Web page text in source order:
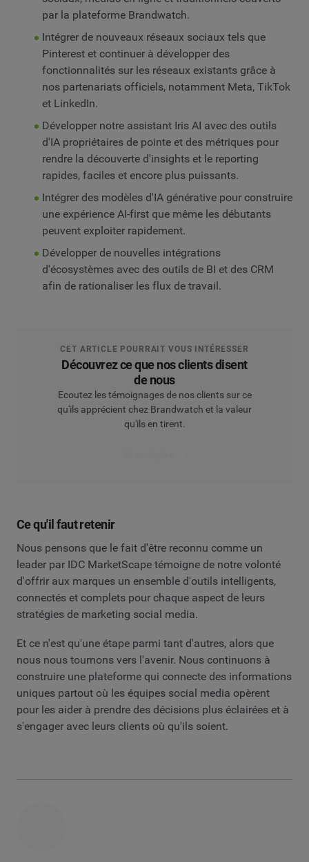
par la plateforme Brandwatch.
Intégrer de nouveaux réseaux sociaux tels que
Pinterest et continuer à développer des
fonctionnalités sur les réseaux existants grâce à
nos partenariats officiels, notamment Meta, TikTok
et LinkedIn.
Développer notre assistant Iris AI avec des outils
d'IA propriétaires de pointe et des métriques pour
rendre la découverte d'insights et le reporting
rapides, faciles et encore plus puissants.
Intégrer des modèles d'IA générative pour construire
une expérience AI-first que même les débutants
peuvent exploiter rapidement.
Développer de nouvelles intégrations
d'écosystèmes avec des outils de BI et des CRM
afin de rationaliser les flux de travail.
CET ARTICLE POURRAIT VOUS INTÉRESSER
Découvrez ce que nos clients disent
de nous
Ecoutez les témoignages de nos clients sur ce
qu'ils apprécient chez Brandwatch et la valeur
qu'ils en tirent.
Ce qu'il faut retenir
Nous pensons que le fait d'être reconnu comme un
leader par IDC MarketScape témoigne de notre volonté
d'offrir aux marques un ensemble d'outils intelligents,
connectés et complets pour chaque aspect de leurs
stratégies de marketing social media.
Et ce n'est qu'une étape parmi tant d'autres, alors que
nous nous tournons vers l'avenir. Nous continuons à
construire une plateforme qui connecte des informations
uniques partout où les équipes social media opèrent
pour les aider à prendre des décisions plus éclairées et à
s'engager avec leurs clients où qu'ils soient.